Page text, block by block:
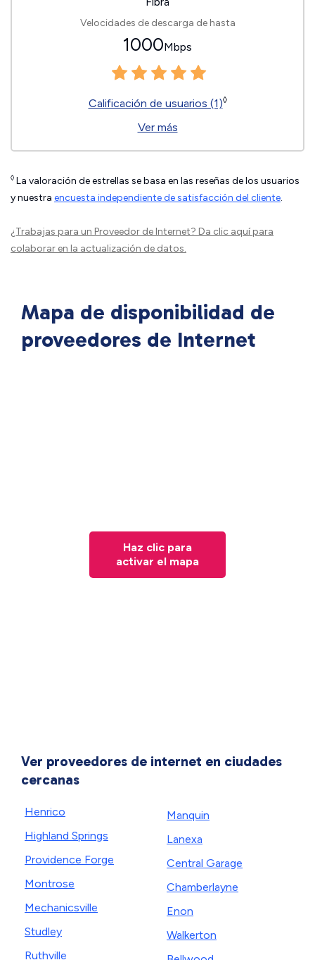
Velocidades de descarga de hasta
1000Mbps
Calificación de usuarios (1)◊
Ver más
◊ La valoración de estrellas se basa en las reseñas de los usuarios
y nuestra encuesta independiente de satisfacción del cliente.
¿Trabajas para un Proveedor de Internet? Da clic aquípara
colaborar en la actualización de datos.
Mapa de disponibilidad de
proveedores de Internet
Haz clic para
activar el mapa
Ver proveedores de internet en ciudades
cercanas
Henrico
Highland Springs
Providence Forge
Montrose
Mechanicsville
Studley
Ruthville
Manquin
Lanexa
Central Garage
Chamberlayne
Enon
Walkerton